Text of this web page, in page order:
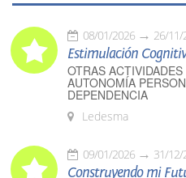
08/01/2026 26/11/
Estimulación
OTRAS
AUTONOMÍA
DEPENDENCIA
Ledesma
09/01/2026 31/12/
Construyendo mi